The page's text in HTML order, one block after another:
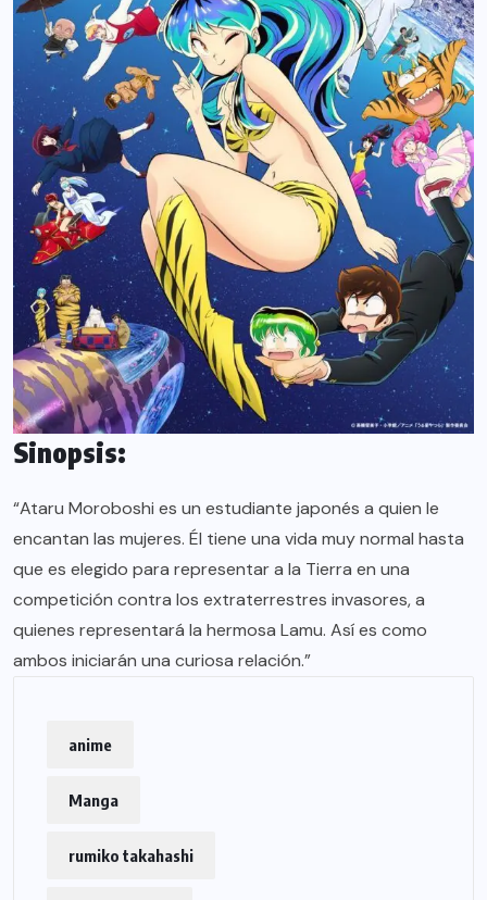
Sinopsis:
“Ataru Moroboshi es un estudiante japonés a quien le
encantan las mujeres. Él tiene una vida muy normal hasta
que es elegido para representar a la Tierra en una
competición contra los extraterrestres invasores, a
quienes representará la hermosa Lamu. Así es como
ambos iniciarán una curiosa relación.”
anime
Manga
rumiko takahashi